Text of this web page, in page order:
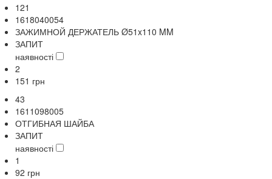
121
1618040054
ЗАЖИМНОЙ ДЕРЖАТЕЛЬ Ø51x110 MM
ЗАПИТ
наявності
2
151 грн
43
1611098005
ОТГИБНАЯ ШАЙБА
ЗАПИТ
наявності
1
92 грн